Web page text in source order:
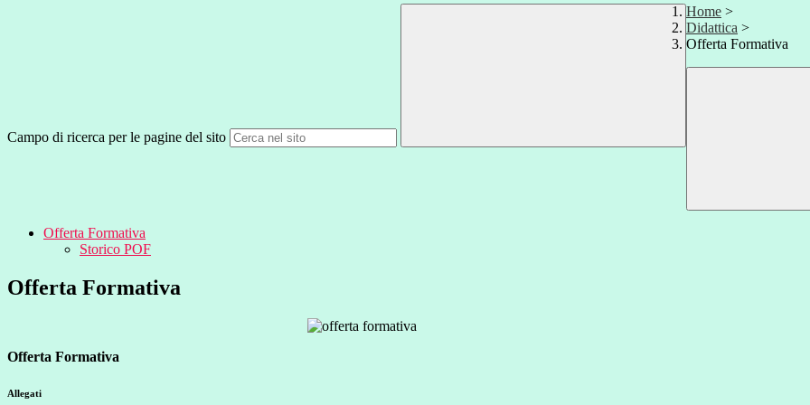
Campo di ricerca per le pagine del sito
Home >
Didattica >
Offerta Formativa
Offerta Formativa
Storico POF
Offerta Formativa
Offerta Formativa
Allegati